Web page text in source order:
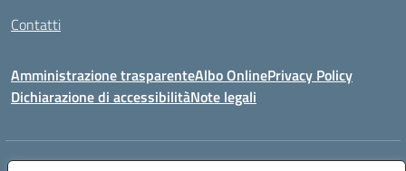
Contatti
Amministrazione trasparenteAlbo OnlinePrivacy Policy
Dichiarazione di accessibilitàNote legali